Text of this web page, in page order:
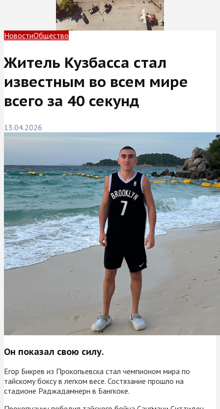
НовостиОбщество
Житель Кузбасса стал
известным во всем мире
всего за 40 секунд
13.04.2026
Он показал свою силу.
Егор Бикрев из Прокопьевска стал чемпионом мира по
тайскому боксу в легком весе. Состязание прошло на
стадионе Раджадамнерн в Бангкоке.